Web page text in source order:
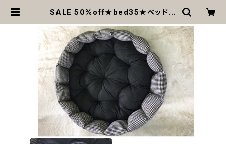
SALE 50%off★bed35★ベッド★
ANA